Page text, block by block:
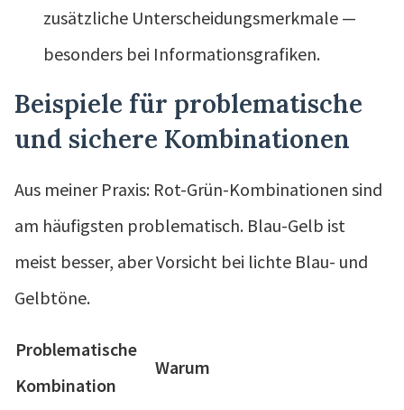
zusätzliche Unterscheidungsmerkmale —
besonders bei Informationsgrafiken.
Beispiele für problematische
und sichere Kombinationen
Aus meiner Praxis: Rot-Grün-Kombinationen sind
am häufigsten problematisch. Blau-Gelb ist
meist besser, aber Vorsicht bei lichte Blau- und
Gelbtöne.
Problematische
Kombination
Warum